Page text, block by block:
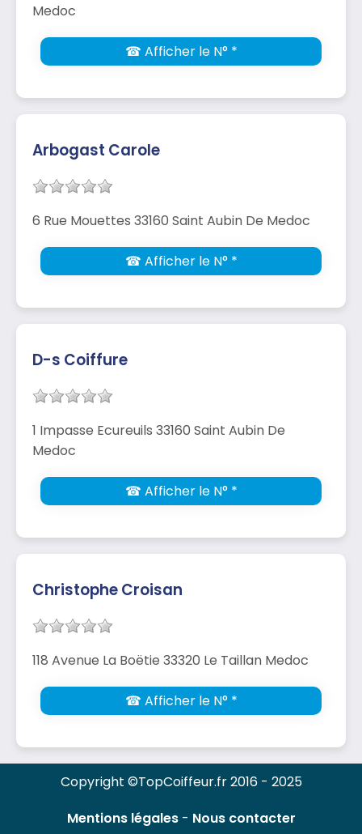
Medoc
☎ Afficher le N° *
Arbogast Carole
6 Rue Mouettes 33160 Saint Aubin De Medoc
☎ Afficher le N° *
D-s Coiffure
1 Impasse Ecureuils 33160 Saint Aubin De
Medoc
☎ Afficher le N° *
Christophe Croisan
118 Avenue La Boëtie 33320 Le Taillan Medoc
☎ Afficher le N° *
Copyright ©TopCoiffeur.fr 2016 - 2025
Mentions légales- Nous contacter